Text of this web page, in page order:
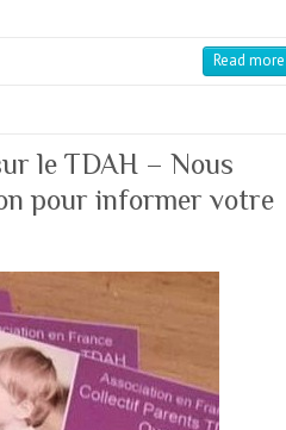
Read more
le TDAH – Nous
pour informer votre